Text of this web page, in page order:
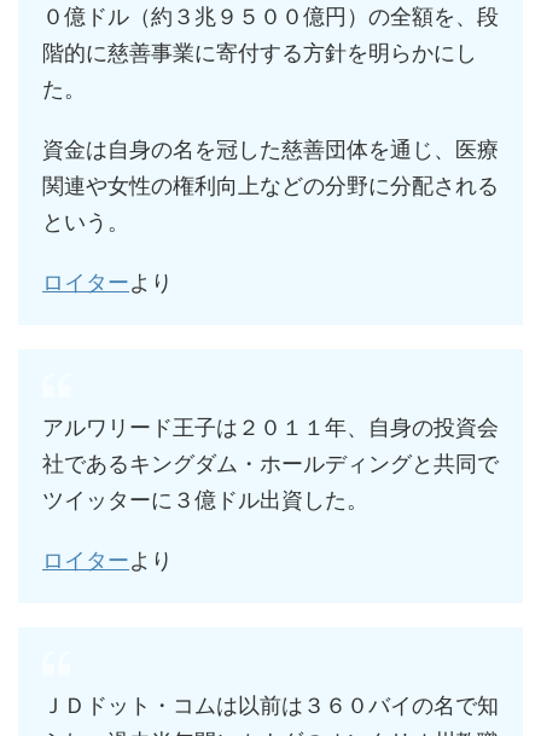
０億ドル（約３兆９５００億円）の全額を、段
階的に慈善事業に寄付する方針を明らかにし
た。
資金は自身の名を冠した慈善団体を通じ、医療
関連や女性の権利向上などの分野に分配される
という。
ロイターより
アルワリード王子は２０１１年、自身の投資会
社であるキングダム・ホールディングと共同で
ツイッターに３億ドル出資した。
ロイターより
ＪＤドット・コムは以前は３６０バイの名で知